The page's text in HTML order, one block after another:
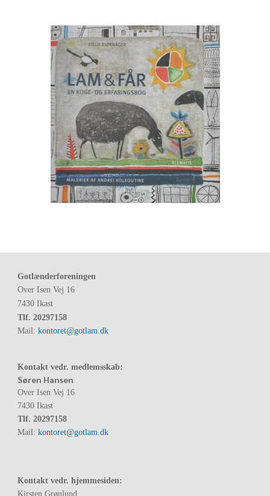
Gotlænderforeningen
Over Isen Vej 16
7430 Ikast
Tlf. 20297158
Mail: kontoret@gotlam.dk
Kontakt vedr. medlemsskab:
Søren Hansen
Over Isen Vej 16
7430 Ikast
Tlf. 20297158
Mail: kontoret@gotlam.dk
Kontakt vedr. hjemmesiden:
Kirsten Grønlund